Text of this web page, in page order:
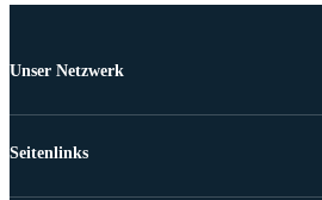
Unser Netzwerk
Seitenlinks